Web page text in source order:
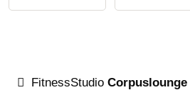
FitnessStudioCorpuslounge